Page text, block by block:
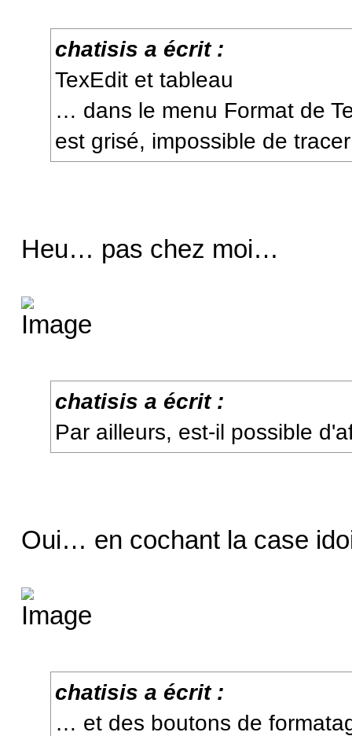
chatisis a écrit :
TexEdit et tableau
… dans le menu Format de
est grisé, impossible de
Heu… pas chez moi…
chatisis a écrit :
Par ailleurs, est-il possible
Oui… en cochant la case
chatisis a écrit :
… et des boutons de